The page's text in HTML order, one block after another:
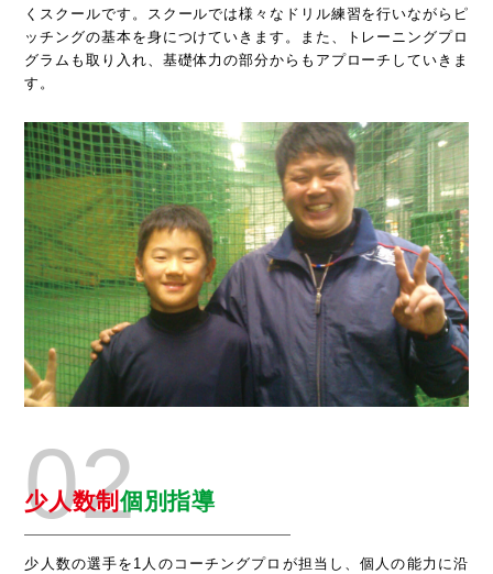
くスクールです。スクールでは様々なドリル練習を行いながらピ
ッチングの基本を身につけていきます。また、トレーニングプロ
グラムも取り入れ、基礎体力の部分からもアプローチしていきま
す。
02
少人数制個別指導
少人数の選手を1人のコーチングプロが担当し、個人の能力に沿